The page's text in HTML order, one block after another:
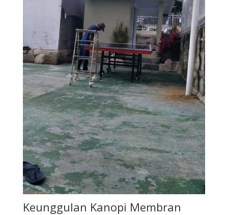
Keunggulan Kanopi Membran